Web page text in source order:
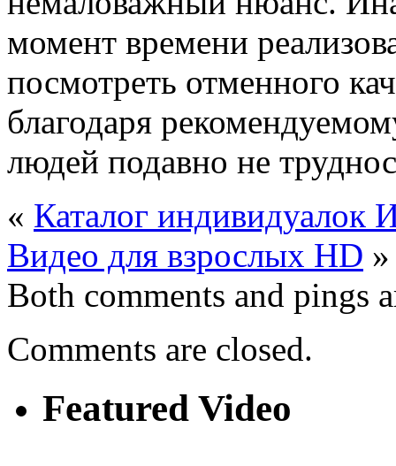
момент времени
посмотреть отменного
благодаря
людей подавно не
« Каталог индивидуалок
Видео для взрослых HD »
Both comments and pings
Comments are closed.
Featured Video